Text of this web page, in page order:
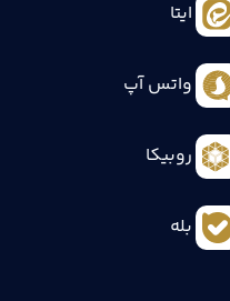
ایتا
واتس آپ
روبیکا
بله